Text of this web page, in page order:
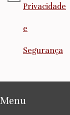
Privacidade
e
Segurança
Menu